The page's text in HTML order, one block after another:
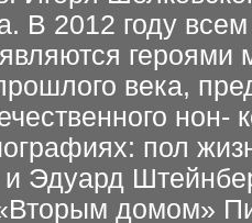
В 2012 году
героями
века,
пол
Эдуард
домом»